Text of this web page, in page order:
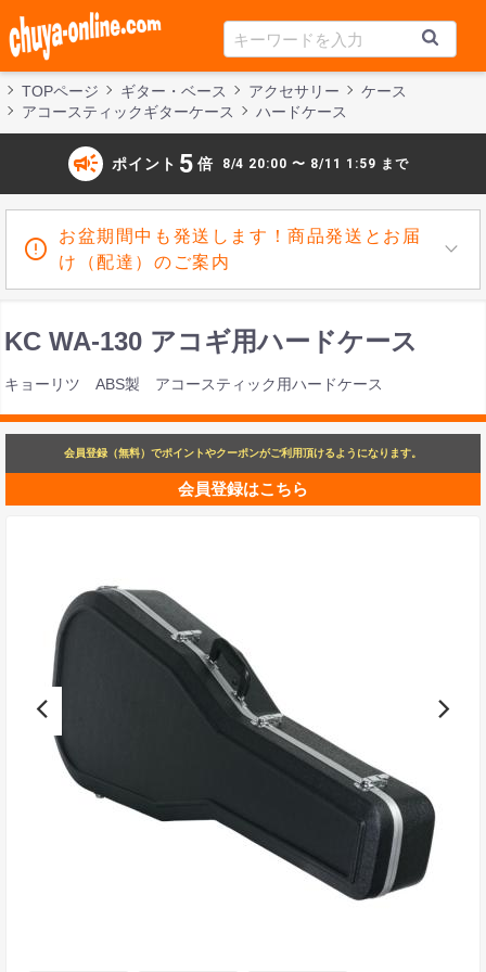
TOPページ ギター・ベース アクセサリー
ケース
アコースティックギターケース
ハードケース
campaign ポイント 5 倍 8/4 20:00 〜 8/11 1:59 まで
お盆期間中も発送します！商品発送とお届
け（配達）のご案内
KC WA-130 アコギ用ハードケース
キョーリツ ABS製 アコースティック用ハードケース
会員登録（無料）でポイントやクーポンがご利用頂けるようになります。
会員登録はこちら